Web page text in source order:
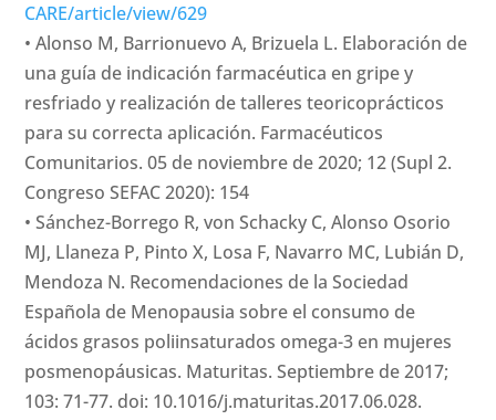
CARE/article/view/629
• Alonso M, Barrionuevo A, Brizuela L. Elaboración de
una guía de indicación farmacéutica en gripe y
resfriado y realización de talleres teoricoprácticos
para su correcta aplicación. Farmacéuticos
Comunitarios. 05 de noviembre de 2020; 12 (Supl 2.
Congreso SEFAC 2020): 154
• Sánchez-Borrego R, von Schacky C, Alonso Osorio
MJ, Llaneza P, Pinto X, Losa F, Navarro MC, Lubián D,
Mendoza N. Recomendaciones de la Sociedad
Española de Menopausia sobre el consumo de
ácidos grasos poliinsaturados omega-3 en mujeres
posmenopáusicas. Maturitas. Septiembre de 2017;
103: 71-77. doi: 10.1016/j.maturitas.2017.06.028.